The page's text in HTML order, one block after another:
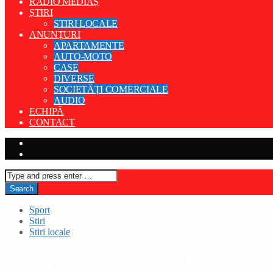
ȘTIRI
STIRI LOCALE
ANUNȚURI
APARTAMENTE
AUTO-MOTO
CASE
DIVERSE
SOCIETĂȚI COMERCIALE
AUDIO
ECHIPĂ
CONTACT
Sport
Stiri
Stiri locale